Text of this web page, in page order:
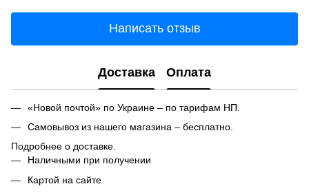
Написать отзыв
Доставка Оплата
«Новой почтой» по Украине – по тарифам НП.
Самовывоз из нашего магазина – бесплатно.
Подробнее о доставке.
Наличными при получении
Картой на сайте